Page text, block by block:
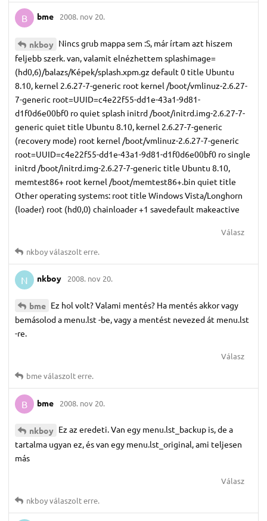
B bme 2008. nov 20.
nkboy Nincs grub mappa sem :S, már írtam azt hiszem
feljebb szerk. van, valamit elnézhettem splashimage=
(hd0,6)/balazs/Képek/splash.xpm.gz default 0 title Ubuntu
8.10, kernel 2.6.27-7-generic root kernel /boot/vmlinuz-2.6.27-
7-generic root=UUID=c4e22f55-dd1e-43a1-9d81-
d1f0d6e00bf0 ro quiet splash initrd /boot/initrd.img-2.6.27-7-
generic quiet title Ubuntu 8.10, kernel 2.6.27-7-generic
(recovery mode) root kernel /boot/vmlinuz-2.6.27-7-generic
root=UUID=c4e22f55-dd1e-43a1-9d81-d1f0d6e00bf0 ro single
initrd /boot/initrd.img-2.6.27-7-generic title Ubuntu 8.10,
memtest86+ root kernel /boot/memtest86+.bin quiet title
Other operating systems: root title Windows Vista/Longhorn
(loader) root (hd0,0) chainloader +1 savedefault makeactive
Válasz
nkboyválaszolt erre.
N nkboy 2008. nov 20.
bme Ez hol volt? Valami mentés? Ha mentés akkor vagy
bemásolod a menu.lst -be, vagy a mentést nevezed át menu.lst
-re.
Válasz
bmeválaszolt erre.
B bme 2008. nov 20.
nkboy Ez az eredeti. Van egy menu.lst_backup is, de a
tartalma ugyan ez, és van egy menu.lst_original, ami teljesen
más
Válasz
nkboyválaszolt erre.